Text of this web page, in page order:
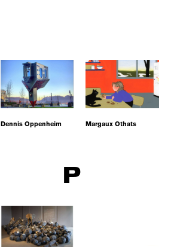
Dennis Oppenheim Margaux Othats
P